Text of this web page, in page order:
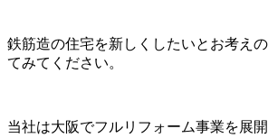
鉄筋造の住宅を新しくしたいとお考え
てみてください。
当社は大阪でフルリフォーム事業を展開